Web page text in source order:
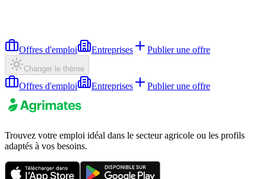
Offres d'emploi Entreprises Publier une offre
Changer le thème
Offres d'emploi Entreprises Publier une offre
Trouvez votre emploi idéal dans le secteur agricole ou les profils
adaptés à vos besoins.